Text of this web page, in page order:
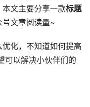
文主要分享一款标题
号文章阅读量~
化，不知道如何提高
可以解决小伙伴们的